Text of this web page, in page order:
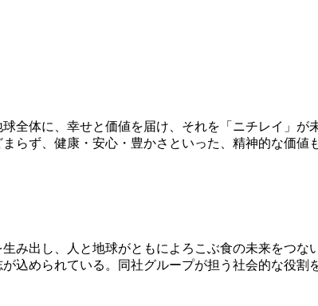
全体に、幸せと価値を届け、それを「ニチレイ」
らず、健康・安心・豊かさといった、精神的な価
み出し、人と地球がともによろこぶ食の未来をつ
込められている。同社グループが担う社会的な役